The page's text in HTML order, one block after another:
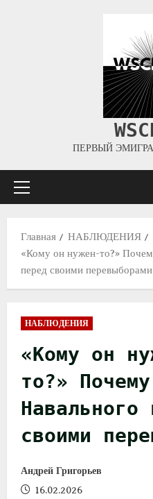
ПЕРВЫЙ
Главная
НАБЛЮДЕНИЯ
«Кому он нужен-то?»
перед своими перевыборами
НАБЛЮДЕНИЯ
«Кому он
то?»
Навального
своими
Андрей Григорьев
16.02.2026